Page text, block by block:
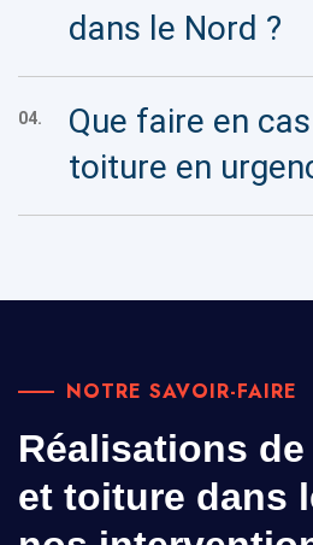
dans le Nord ?
04.
Que faire en
toiture en
NOTRE SAVOIR-FAIRE
Réalisations
et toiture dans